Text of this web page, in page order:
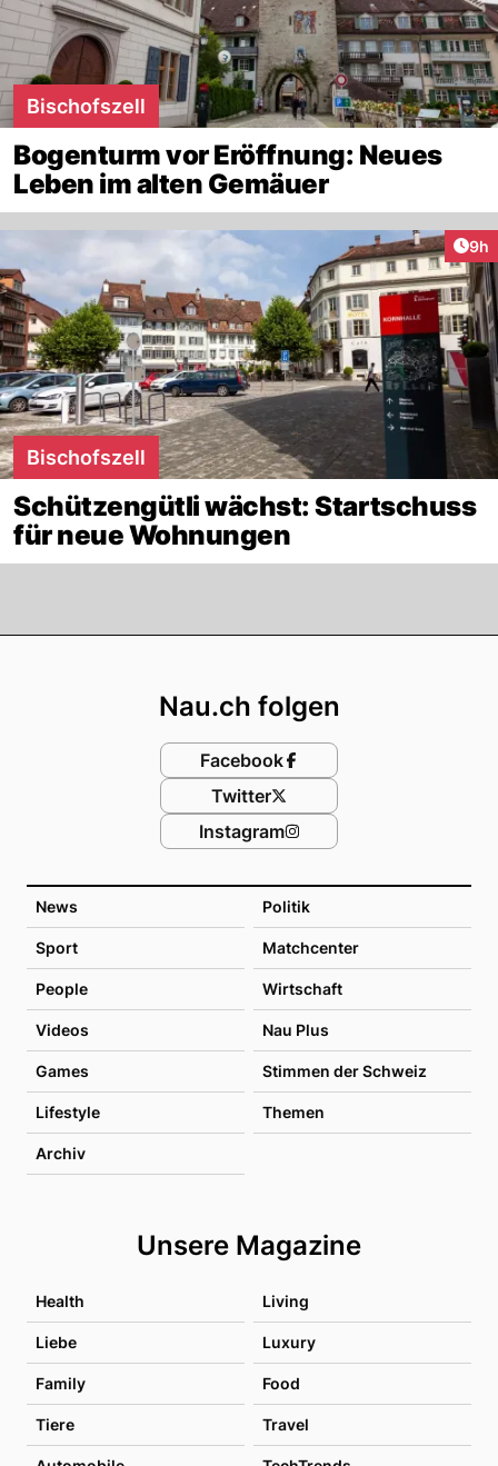
Bischofszell
Bogenturm vor Eröffnung: Neues
Leben im alten Gemäuer
9h
Bischofszell
Schützengütli wächst: Startschuss
für neue Wohnungen
News Politik
Sport Matchcenter
People Wirtschaft
Videos Nau Plus
Games Stimmen der Schweiz
Lifestyle Themen
Archiv
Unsere Magazine
Health Living
Liebe Luxury
Family Food
Tiere Travel
Nau.ch folgen
Facebook
Twitter
Instagram